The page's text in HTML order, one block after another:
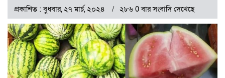
প্রকাশিত : বুধবার, ২৭ মার্চ, ২০২৪ ২৮৬ 0 বার সংবাদি দেখেছে